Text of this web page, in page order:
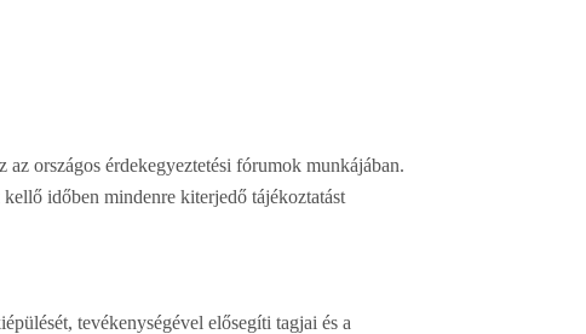
országos érdekegyeztetési fórumok munkájában.
időben mindenre kiterjedő tájékoztatást
tevékenységével elősegíti tagjai és a